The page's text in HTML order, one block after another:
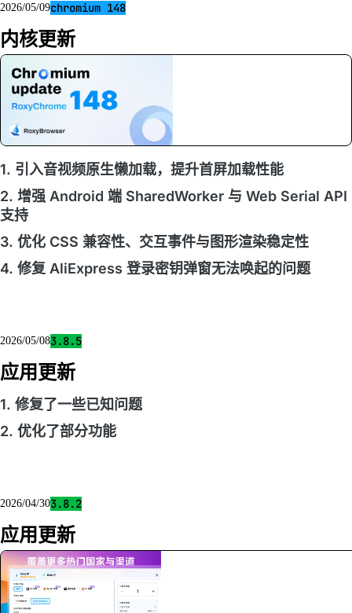
2026/05/09chromium 148
内核更新
1. 引入音视频原生懒加载，提升首屏加载性能
2. 增强 Android 端 SharedWorker 与 Web Serial API
支持
3. 优化 CSS 兼容性、交互事件与图形渲染稳定性
4. 修复 AliExpress 登录密钥弹窗无法唤起的问题
2026/05/083.8.5
应用更新
1. 修复了一些已知问题
2. 优化了部分功能
2026/04/303.8.2
应用更新